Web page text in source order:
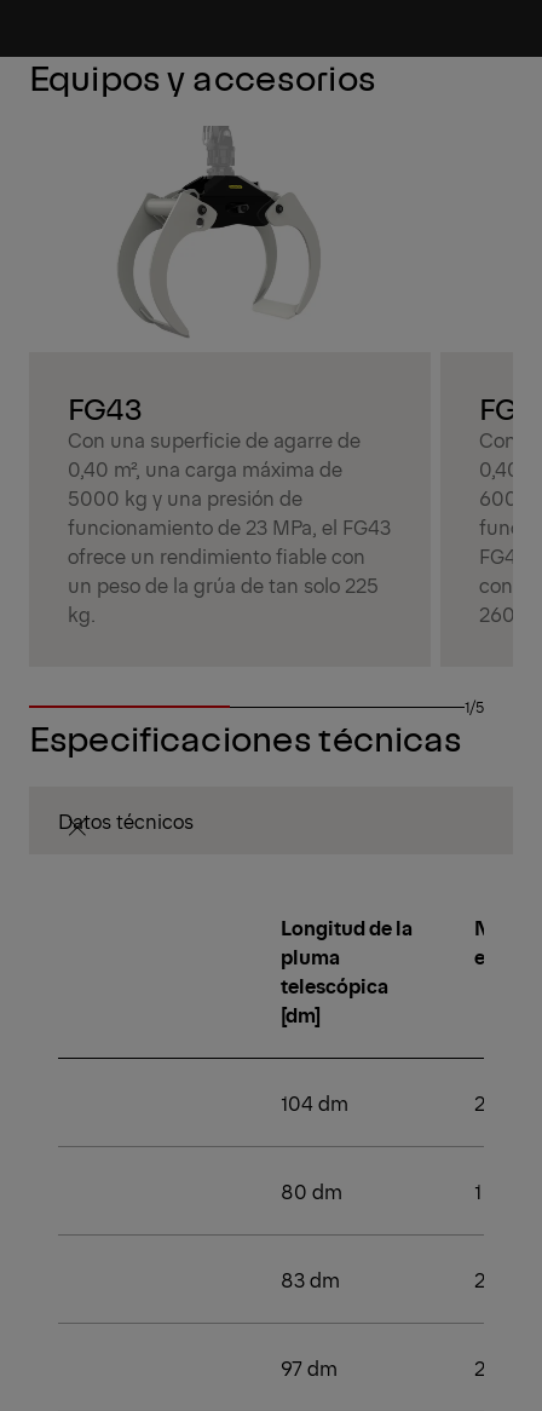
Equipos y accesorios
FG43
Con una superficie de agarre de
0,40 m², una carga máxima de
5000 kg y una presión de
funcionamiento de 23 MPa, el FG43
ofrece un rendimiento fiable con
un peso de la grúa de tan solo 225
kg.
Con
0,40
6000
con
260
1/5
Especificaciones técnicas
Datos técnicos
Longitud de la
pluma
telescópica
[dm]
104 dm 2
80 dm 1
83 dm 2
97 dm 2